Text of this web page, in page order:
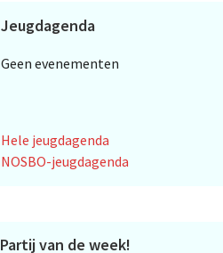
Jeugdagenda
Geen evenementen
Hele jeugdagenda
NOSBO-jeugdagenda
Partij van de week!